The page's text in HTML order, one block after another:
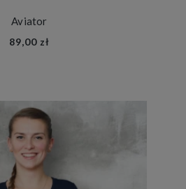
Aviator
89,00 zł